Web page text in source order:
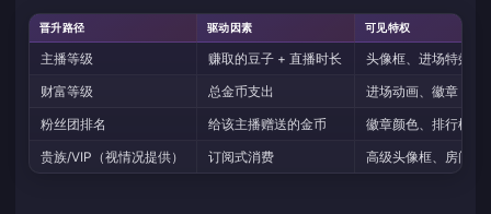
晋升路径 驱动因素 可见特权
主播等级 赚取的豆子 + 直播时长
头像框、进场特效、
财富等级
总金币支出
进场动画、徽章
粉丝团排名
给该主播赠送的金币
徽章颜色、排行榜
贵族/VIP（视情况提供）
订阅式消费 高级头像框、房间特